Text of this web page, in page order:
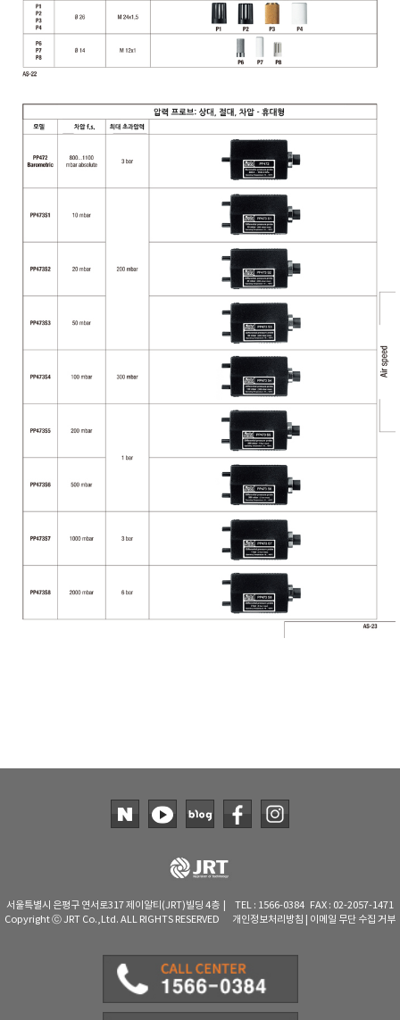
서울특별시 은평구 연서로317 제이알티(JRT)빌딩 4층 | TEL : 1566-0384 FAX : 02-2057-1471
Copyright ⓒ JRT Co.,Ltd. ALL RIGHTS RESERVED 개인정보처리방침 이메일 무단 수집 거부